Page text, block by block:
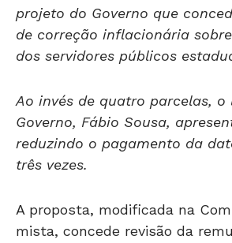
projeto do Governo que
de correção inflacionária
dos servidores públicos
Ao invés de quatro parcelas, o
Governo, Fábio Sousa,
reduzindo o pagamento da
três vezes.
A proposta, modificada na
mista, concede revisão da